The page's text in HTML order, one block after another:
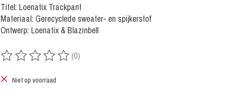
Titel: Loenatix Trackpant
Materiaal: Gerecyclede sweater- en spijkerstof
Ontwerp: Loenatix & Blazinbell
De beoordeling van dit product is
(0)
Niet op voorraad